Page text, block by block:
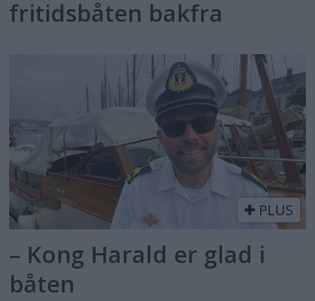
fritidsbåten bakfra
PLUS
– Kong Harald er glad i
båten